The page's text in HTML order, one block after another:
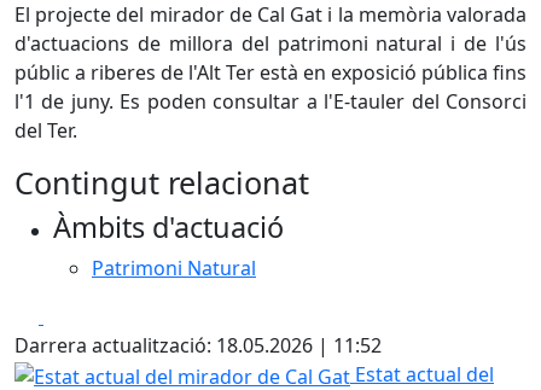
El projecte del mirador de Cal Gat i la memòria valorada
d'actuacions de millora del patrimoni natural i de l'ús
públic a riberes de l'Alt Ter està en exposició pública fins
l'1 de juny. Es poden consultar a l'E-tauler del Consorci
del Ter.
Contingut relacionat
Àmbits d'actuació
Patrimoni Natural
Darrera actualització: 18.05.2026 | 11:52
Estat actual del mirador de Cal Gat
Estat actual del